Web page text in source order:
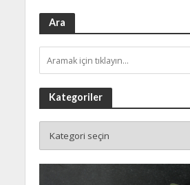
Ara
Kategoriler